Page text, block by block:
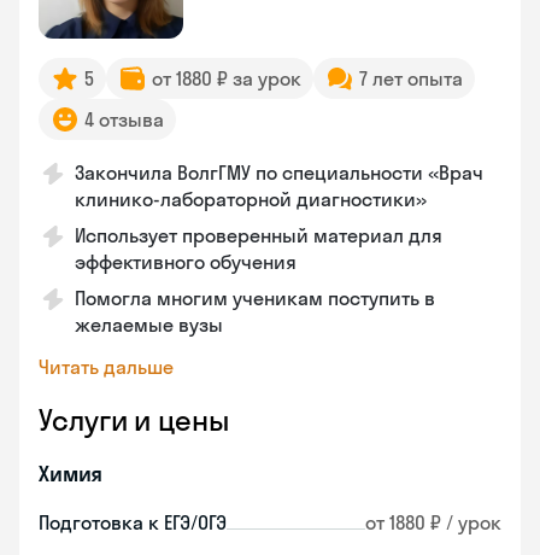
5 от 1880 ₽ за урок
7 лет опыта
4 отзыва
Закончила ВолгГМУ по специальности «Врач
клинико-лабораторной диагностики»
Использует проверенный материал для
эффективного обучения
Помогла многим ученикам поступить в
желаемые вузы
Читать дальше
Услуги и цены
Химия
Подготовка к ЕГЭ/ОГЭ от 1880 ₽ / урок